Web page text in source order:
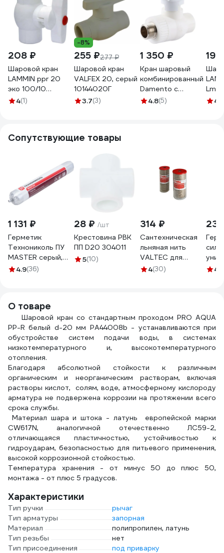
208 ₽
Шаровой кран
LAMMIN ppr 20
эко 100/10
Lm31074000020
4(1)
-8%
255 ₽277 ₽
Шаровой кран
VALFEX 20, серый
10144020Г
3.7(3)
1 350 ₽
Кран шаровый
комбинированный
Damento с
нр.резьбой
4.8(5)
4.9
Сопутствующие товары
1 131 ₽
Герметик
Технониколь ПУ
MASTER серый,
600 мл
4.9(36)
28 ₽ /шт
Крестовина РВК
ПП D20 304011
5(10)
314 ₽
Сантехническая
льняная нить
VALTEC для
резьб. соед. /110м/
4(30) 4.5
О товаре
Шаровой кран со стандартным проходом PRO AQUA
PP-R белый d-20 мм PA44008b - устанавливаются при
обустройстве систем подачи воды, в системах
низкотемпературного и, высокотемпературного
отопления.
Благодаря абсолютной стойкости к различным
органическим и неорганическим растворам, включая
растворы кислот, солям, воде, атмосферному кислороду
арматура не подвержена коррозии на протяжении всего
срока службы.
Материал шара и штока - латунь европейской марки
CW617N, аналогичной отечественно ЛС59-2,
отличающаяся пластичностью, устойчивостью к
гидроударам, безопасностью для питьевого применения,
высокой коррозионной стойкостью.
Температура хранения - от минус 50 до плюс 50,
монтажа - от плюс 5 градусов.
Характеристики
Тип ручки
рычаг
Тип арматуры
запорная
Материал
полипропилен, латунь
Тип резьбы
нет
Тип присоединения
под приварку